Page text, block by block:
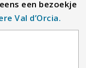
een bezoekje
Val d’Orcia.